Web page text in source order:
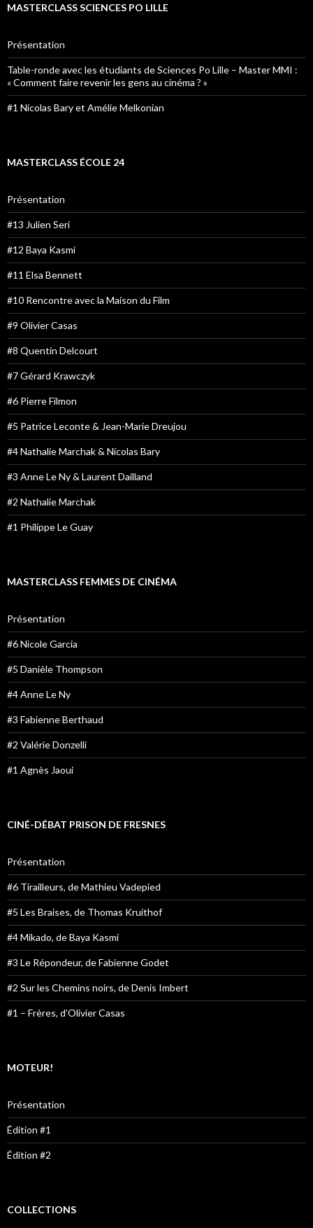
MASTERCLASS SCIENCES PO LILLE
Présentation
Table-ronde avec les étudiants de Sciences Po Lille – Master MMI :
« Comment faire revenir les gens au cinéma ? »
#1 Nicolas Bary et Amélie Melkonian
MASTERCLASS ÉCOLE 24
Présentation
#13 Julien Seri
#12 Baya Kasmi
#11 Elsa Bennett
#10 Rencontre avec la Maison du Film
#9 Olivier Casas
#8 Quentin Delcourt
#7 Gérard Krawczyk
#6 Pierre Filmon
#5 Patrice Leconte & Jean-Marie Dreujou
#4 Nathalie Marchak & Nicolas Bary
#3 Anne Le Ny & Laurent Dailland
#2 Nathalie Marchak
#1 Philippe Le Guay
MASTERCLASS FEMMES DE CINÉMA
Présentation
#6 Nicole Garcia
#5 Danièle Thompson
#4 Anne Le Ny
#3 Fabienne Berthaud
#2 Valérie Donzelli
#1 Agnès Jaoui
CINÉ-DÉBAT PRISON DE FRESNES
Présentation
#6 Tirailleurs, de Mathieu Vadepied
#5 Les Braises, de Thomas Kruithof
#4 Mikado, de Baya Kasmi
#3 Le Répondeur, de Fabienne Godet
#2 Sur les Chemins noirs, de Denis Imbert
#1 – Frères, d’Olivier Casas
MOTEUR!
Présentation
Édition #1
Édition #2
COLLECTIONS